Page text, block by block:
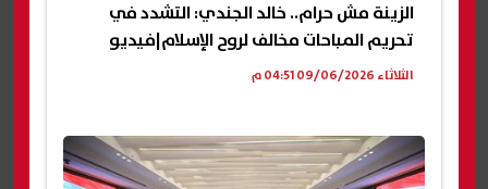
الزينة مش حرام.. خالد الجندي: التشدد في
تحريم المباحات مخالف لروح الإسلام|فيديو
الثلاثاء 09/06/2026 04:51 م